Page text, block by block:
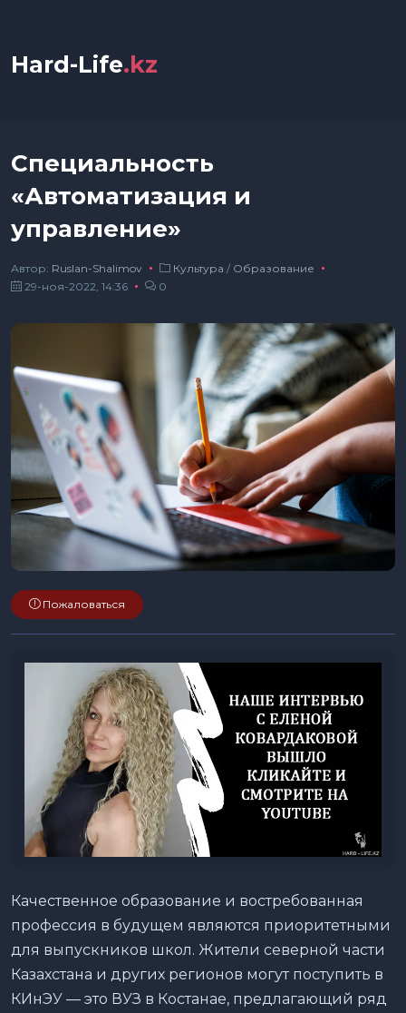
Hard-Life.kz
Специальность
«Автоматизация и
управление»
Автор: Ruslan-Shalimov Культура / Образование
29-ноя-2022, 14:36
0
Пожаловаться
Качественное образование и востребованная
профессия в будущем являются приоритетными
для выпускников школ. Жители северной части
Казахстана и других регионов могут поступить в
КИнЭУ — это ВУЗ в Костанае, предлагающий ряд